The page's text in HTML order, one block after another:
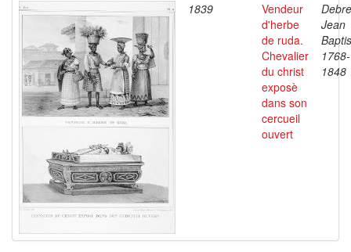
1839
Vendeur
d'herbe
de ruda.
Chevalier
du christ
exposè
dans son
cercueil
ouvert
Jean
1768-
1848